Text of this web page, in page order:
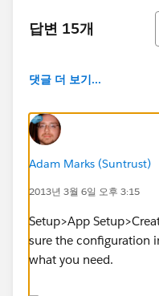
답변 15개
댓글 더 보기...
Adam Marks (Suntrust)
2013년 3월 6일 오후 3:15
Setup>App
sure the configuration
what you need.